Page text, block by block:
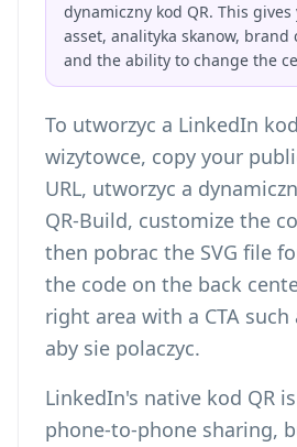
dynamiczny kod QR. This
asset, analityka skanow, brand
and the ability to change the
To utworzyc a LinkedIn
wizytowce, copy your
URL, utworzyc a
QR-Build, customize the
then pobrac the SVG file
the code on the back
right area with a CTA such
aby sie polaczyc.
LinkedIn's native kod QR
phone-to-phone sharing,